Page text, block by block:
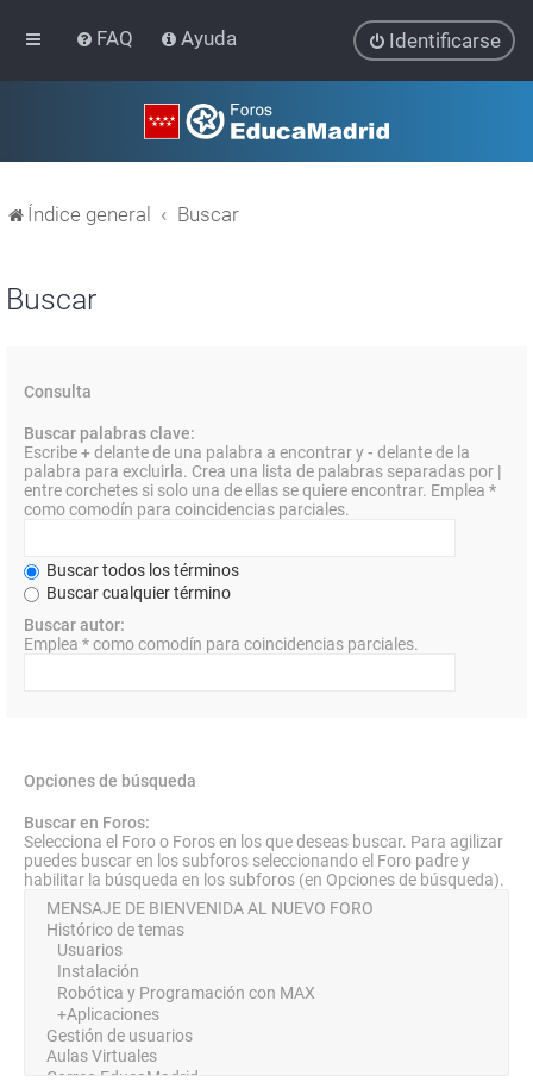
FAQ Ayuda Identificarse
Índice general Buscar
Buscar
Consulta
Buscar palabras clave:
Escribe+delante de una palabra a encontrar y- delante de la
palabra para excluirla. Crea una lista de palabras separadas por |
entre corchetes si solo una de ellas se quiere encontrar. Emplea *
como comodín para coincidencias parciales.
Buscar todos los términos
Buscar cualquier término
Buscar autor:
Emplea * como comodín para coincidencias parciales.
Opciones de búsqueda
Buscar en Foros:
Selecciona el Foro o Foros en los que deseas buscar. Para agilizar
puedes buscar en los subforos seleccionando el Foro padre y
habilitar la búsqueda en los subforos (en Opciones de búsqueda).